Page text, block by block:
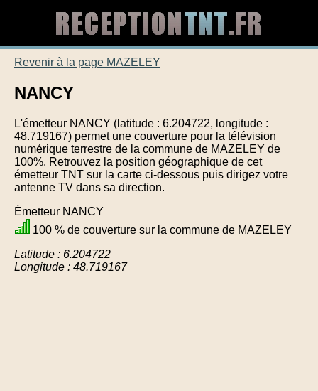
Revenir à la page MAZELEY
NANCY
L'émetteur NANCY (latitude : 6.204722, longitude :
48.719167) permet une couverture pour la télévision
numérique terrestre de la commune de MAZELEY de
100%. Retrouvez la position géographique de cet
émetteur TNT sur la carte ci-dessous puis dirigez votre
antenne TV dans sa direction.
Émetteur NANCY
100 % de couverture sur la commune de MAZELEY
Latitude : 6.204722
Longitude : 48.719167